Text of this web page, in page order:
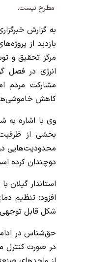
مطرح نیست.
به گزارش
بازدید از
مرکز تحقیق و
انرژی در فصل
مشارکت مردم
کاهش
وی با اشاره به
بخشی از
محدودیت‌هایی
دوچندان کرده
استاندار
شکل قابل
حق‌شناس در
در صورت کنترل